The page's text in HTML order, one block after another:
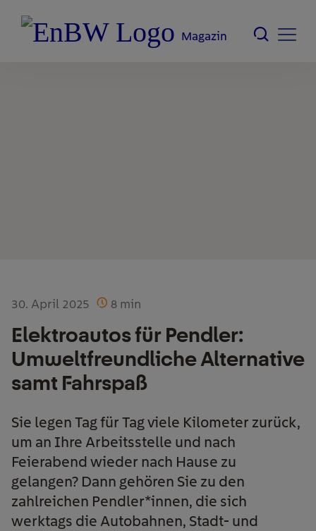
Magazin
30. April 2025 8 min
Elektroautos für Pendler:
Umweltfreundliche Alternative
samt Fahrspaß
Sie legen Tag für Tag viele Kilometer zurück,
um an Ihre Arbeitsstelle und nach
Feierabend wieder nach Hause zu
gelangen? Dann gehören Sie zu den
zahlreichen Pendler*innen, die sich
werktags die Autobahnen, Stadt- und